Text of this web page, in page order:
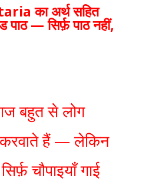
का अर्थ सहित
पाठ — सिर्फ़ पाठ नहीं,
बहुत से लोग
हैं — लेकिन
चौपाइयाँ गाई